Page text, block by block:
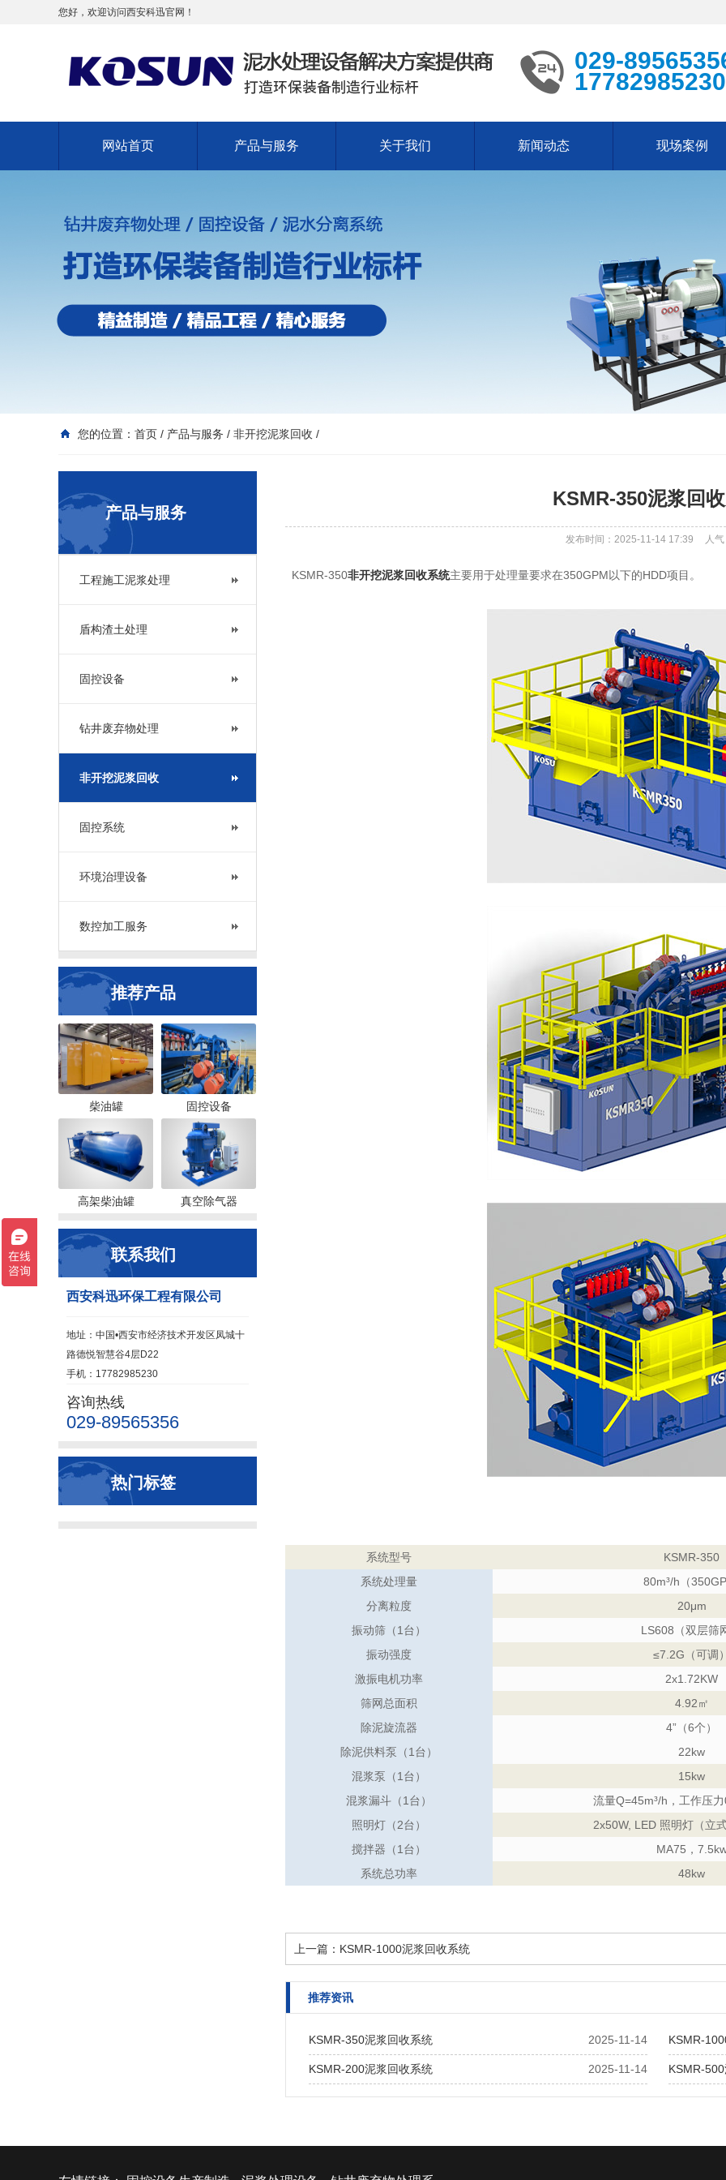
您好，欢迎访问西安科迅官网！
029-
17782985230
网站首页 产品与服务 关于我们 新闻动态 现场案例
您的位置： 首页 / 产品与服务 / 非开挖泥浆回收 /
产品与服务
工程施工泥浆处理
盾构渣土处理
固控设备
钻井废弃物处理
非开挖泥浆回收
固控系统
环境治理设备
数控加工服务
推荐产品
柴油罐 固控设备
高架柴油罐 真空除气器
联系我们
西安科迅环保工程有限公司
地址：中国•西安市经济技术开发区凤城十
路德悦智慧谷4层D22
手机：17782985230
咨询热线
029-89565356
热门标签
KSMR-350泥浆回
发布时间：2025-11-14 17:39 人
KSMR-350非开挖泥浆回收系统主要用于处理量要求在350GPM以下的HDD项目。
系统型号
KSMR-350
系统处理量
80m³/h（
分离粒度
20μm
振动筛（1台）
LS608（双层筛
振动强度
≤7.2G（可调
激振电机功率
2x1.72KW
筛网总面积
4.92㎡
除泥旋流器
4”（6个）
除泥供料泵（1台）
22kw
混浆泵（1台）
15kw
混浆漏斗（1台）
流量Q=45m³/h，工作压
照明灯（2台）
2x50W, LED 照明灯（立
搅拌器（1台）
MA75，
系统总功率
48kw
上一篇： KSMR-1000泥浆回收系统
推荐资讯
2025-11-14
KSMR-350泥浆回收系统 KSMR-
2025-11-14
KSMR-200泥浆回收系统 KSMR-